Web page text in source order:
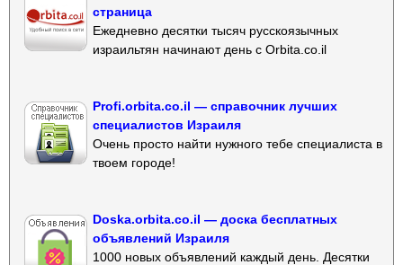
страница
Ежедневно десятки тысяч русскоязычных
израильтян начинают день с Orbita.co.il
Profi.orbita.co.il — справочник лучших
специалистов Израиля
Очень просто найти нужного тебе специалиста в
твоем городе!
Doska.orbita.co.il — доска бесплатных
объявлений Израиля
1000 новых объявлений каждый день. Десятки